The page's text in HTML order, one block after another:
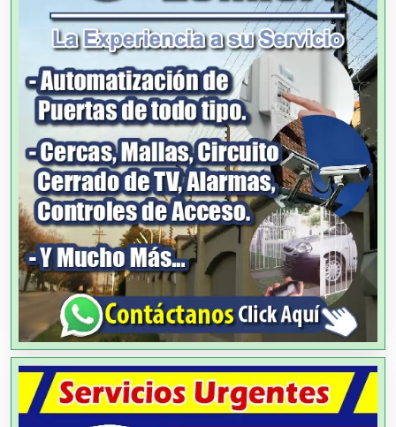
Albercas
Alimentos
Almacenaje
Alquiler de Autos
Alquiler de Equipos para Fiestas
Alquiler de Sillas y Mesas
Alquiler de Trajes de Etiqueta
Alta Costura